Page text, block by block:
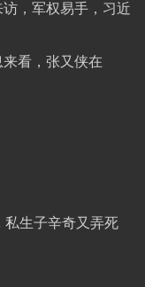
，军权易手，习近
看，张又侠在
生子辛奇又弄死